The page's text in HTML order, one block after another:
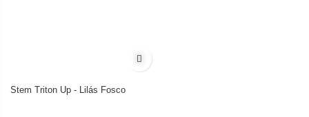
Adicionar à lista de desejos
Stem Triton Up - Lilás Fosco